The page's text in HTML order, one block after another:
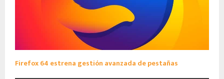
Firefox 64 estrena gestión avanzada de pestañas